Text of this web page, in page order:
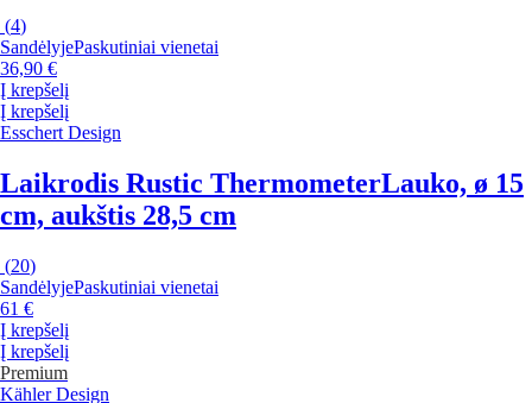
(4)
SandėlyjePaskutiniai vienetai
36,90 €
Į krepšelį
Į krepšelį
Esschert Design
Laikrodis Rustic ThermometerLauko, ø 15
cm, aukštis 28,5 cm
(20)
SandėlyjePaskutiniai vienetai
61 €
Į krepšelį
Į krepšelį
Premium
Kähler Design